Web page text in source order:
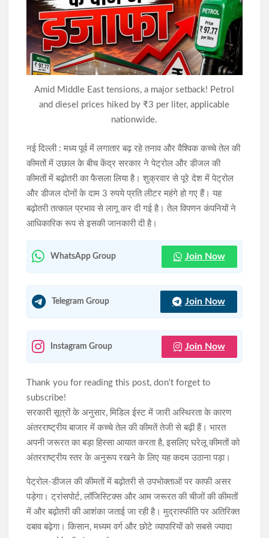
लोहरदगा में आरपीएफ की बड़ी कार्रवाई, दो मानव तस्कर गिरफ्तार; चार
नाबालिग बालिकाओं को सकुशल बचाया
गुमला में 82 किलो गांजा के साथ 5 तस्कर गिरफ्तार, ₹80 हजार नकद और दो
Amid Middle East tensions, a major setback! Petrol
and diesel prices hiked by ₹3 per liter, applicable
nationwide.
नई दिल्ली : मध्य पूर्व में लगातार बढ़ रहे तनाव और वैश्विक कच्चे तेल की
कीमतों में उछाल के बीच केंद्र सरकार ने पेट्रोल और डीजल की
कीमतों में बढ़ोतरी का फैसला लिया है। शुक्रवार से पूरे देश में पेट्रोल
और डीजल दोनों के दाम 3 रुपये प्रति लीटर महंगे हो गए हैं। यह
बढ़ोतरी तत्काल प्रभाव से लागू कर दी गई है। तेल विपणन कंपनियों ने
आधिकारिक रूप से इसकी जानकारी दी है।
WhatsApp Group Join Now
Telegram Group Join Now
Instagram Group Join Now
Thank you for reading this post, don't forget to
subscribe!
सरकारी सूत्रों के अनुसार, मिडिल ईस्ट में जारी अस्थिरता के कारण
अंतरराष्ट्रीय बाजार में कच्चे तेल की कीमतें तेजी से बढ़ी हैं। भारत
अपनी जरूरत का बड़ा हिस्सा आयात करता है, इसलिए घरेलू कीमतों को
अंतरराष्ट्रीय स्तर के अनुरूप रखने के लिए यह कदम उठाना पड़ा।
पेट्रोल-डीजल की कीमतों में बढ़ोतरी से उपभोक्ताओं पर काफी असर
पड़ेगा। ट्रांसपोर्ट, लॉजिस्टिक्स और आम जरूरत की चीजों की कीमतों
में और बढ़ोतरी की आशंका जताई जा रही है। मुद्रास्फीति पर अतिरिक्त
दबाव बढ़ेगा। किसान, मध्यम वर्ग और छोटे व्यापारियों को सबसे ज्यादा